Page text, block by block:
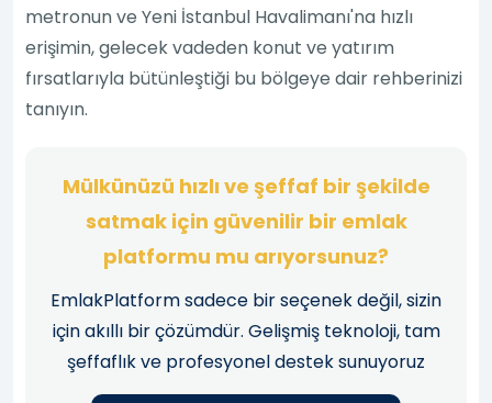
metronun ve Yeni İstanbul Havalimanı'na hızlı
erişimin, gelecek vadeden konut ve yatırım
fırsatlarıyla bütünleştiği bu bölgeye dair rehberinizi
tanıyın.
Mülkünüzü hızlı ve şeffaf bir şekilde
satmak için güvenilir bir emlak
platformu mu arıyorsunuz?
EmlakPlatform sadece bir seçenek değil, sizin
için akıllı bir çözümdür. Gelişmiş teknoloji, tam
şeffaflık ve profesyonel destek sunuyoruz